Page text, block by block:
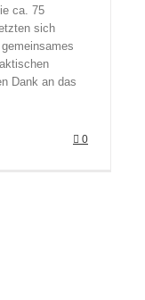
ca. 75
sich
Dank an das
0